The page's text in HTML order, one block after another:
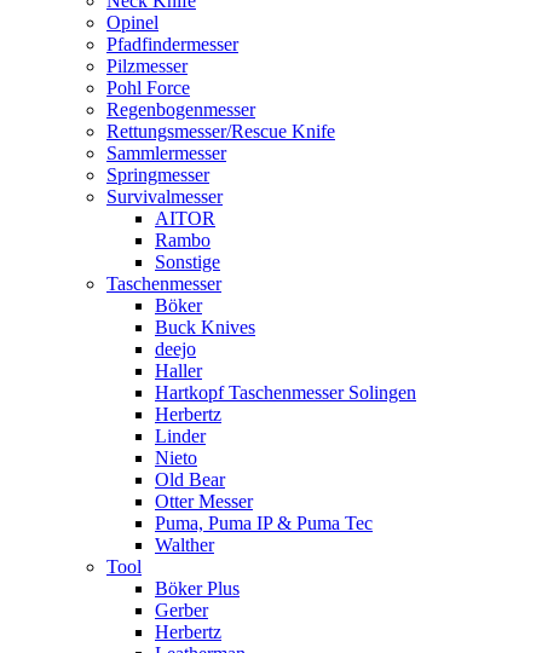
Opinel
Pfadfindermesser
Pilzmesser
Pohl Force
Regenbogenmesser
Rettungsmesser/Rescue Knife
Sammlermesser
Springmesser
Survivalmesser
AITOR
Rambo
Sonstige
Taschenmesser
Böker
Buck Knives
deejo
Haller
Hartkopf Taschenmesser Solingen
Herbertz
Linder
Nieto
Old Bear
Otter Messer
Puma, Puma IP & Puma Tec
Walther
Tool
Böker Plus
Gerber
Herbertz